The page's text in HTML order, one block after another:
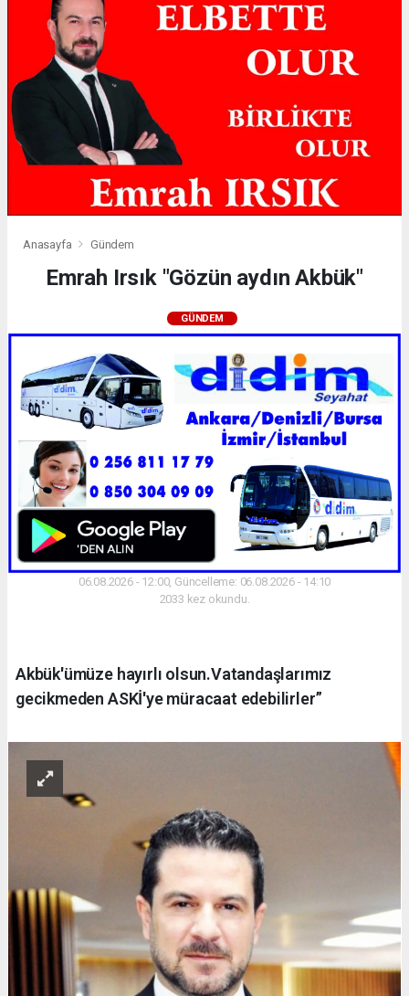
Anasayfa Gündem
Emrah Irsık "Gözün aydın Akbük"
GÜNDEM
06.08.2026 - 12:00, Güncelleme: 06.08.2026 - 14:10
2033 kez okundu.
Akbük'ümüze hayırlı olsun.Vatandaşlarımız
gecikmeden ASKİ'ye müracaat edebilirler”